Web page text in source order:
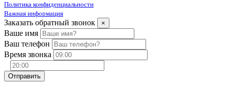
Политика конфиденциальности
Важная информация
Заказать обратный звонок ×
Ваше имя
Ваш телефон
Время звонка